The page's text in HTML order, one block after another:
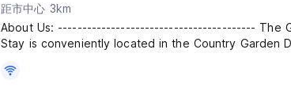
距市中心 3km
About Us: ----------------------------------------- The
Stay is conveniently located in the Country Garden
Malaysia. This is just above / nearby to the...